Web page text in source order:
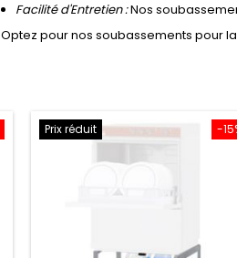
Facilité d'Entretien :Nos
Optez pour nos soubassements pour
-
Prix réduit